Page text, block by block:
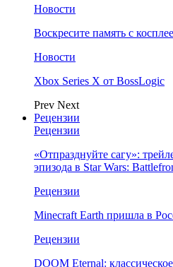
Новости
Воскресите память с
Новости
Xbox Series X от BossLogic
Prev Next
Рецензии
Рецензии
«Отпразднуйте сагу»:
эпизода в Star Wars:
Рецензии
Minecraft Earth пришла в
Рецензии
DOOM Eternal: